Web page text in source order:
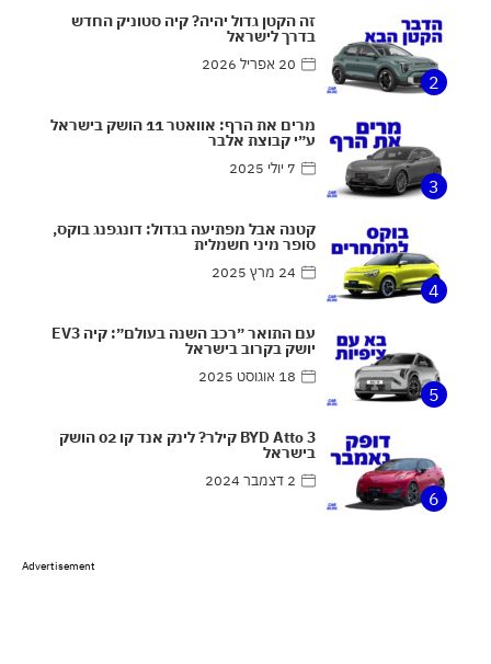
2
זה הקטן גדול יהיה? קיה סטוניק החדש
בדרך לישראל
20 אפריל 2026
3
מרים את הרף: אוואטר 11 הושק בישראל
ע״י קבוצת אלבר
7 יולי 2025
4
קטנה אבל מפתיעה בגדול: דונגפנג בוקס,
סופר מיני חשמלית
24 מרץ 2025
5
עם התואר ״רכב השנה בעולם״: קיה EV3
יושק בקרוב בישראל
18 אוגוסט 2025
6
BYD Atto 3 קילר? לינק אנד קו 02 הושק
בישראל
2 דצמבר 2024
Advertisement